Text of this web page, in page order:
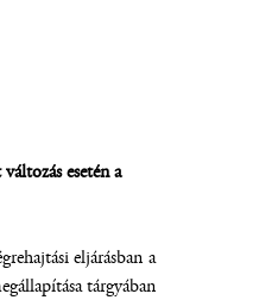
esetén a
eljárásban a
tárgyában